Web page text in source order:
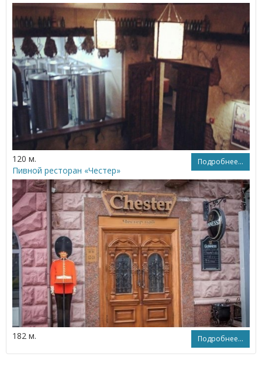
120 м. Подробнее...
Пивной ресторан «Честер»
182 м. Подробнее...